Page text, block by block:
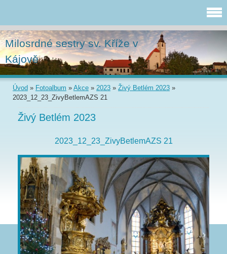
Milosrdné sestry sv. Kříže v
Kájově
Úvod » Fotoalbum » Akce » 2023 » Živý Betlém 2023 »
2023_12_23_ZivyBetlemAZS 21
Živý Betlém 2023
2023_12_23_ZivyBetlemAZS 21